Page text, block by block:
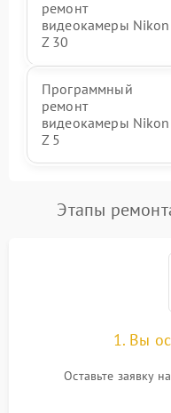
ремонт
видеокамеры Nikon
Z 30
Программный
ремонт
видеокамеры Nikon
Z 5
Этапы
1. Вы
Оставьте заявку